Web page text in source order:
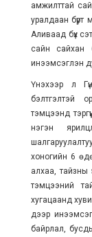
амжилттай
уралдаан
Аливаад бүх
сайн сайхан
инээмсэглэн
Үнэхээр л
бэлтгэлтэй
тэмцээнд
нэгэн
хоногийн 6
алхаа, тайзны
тэмцээний
хугацаанд
дээр
байрлал,